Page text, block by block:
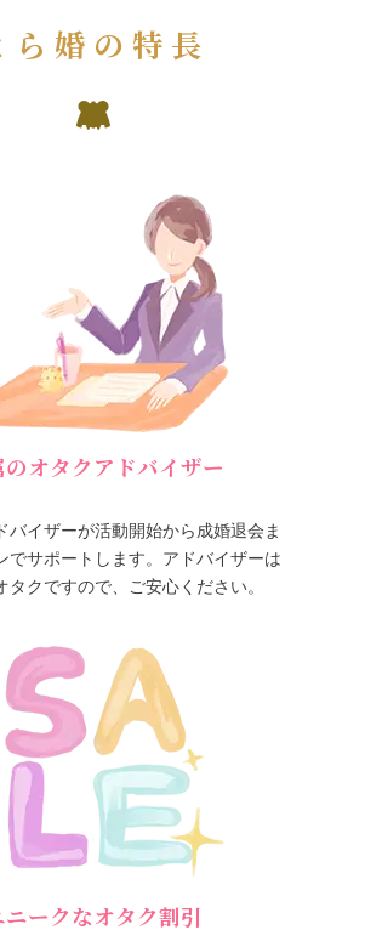
ら婚の特長
のオタクアドバイザー
バイザーが活動開始から成婚退会ま
でサポートします。アドバイザーは
タクですので、ご安心ください。
ニークなオタク割引